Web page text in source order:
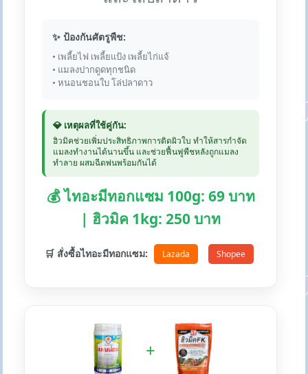
✨ ป้องกันศัตรูพืช:
• เพลี้ยไฟ เพลี้ยแป้ง เพลี้ยไก่แจ้
• แมลงปากดูดทุกชนิด
• หนอนชอนใบ โล่ปลาดาว
💎 เหตุผลที่ใช้คู่กัน:
ฮิวมิคช่วยเพิ่มประสิทธิภาพการติดผิวใบ ทำให้สารกำจัด
แมลงทำงานได้นานขึ้น และช่วยฟื้นฟูพืชหลังถูกแมลง
ทำลาย ผสมฉีดพ่นพร้อมกันได้
💰 ไทอะมีทอกแซม 100g: 69 บาท
| ฮิวมิค 1kg: 250 บาท
🛒 สั่งซื้อไทอะมีทอกแซม: Lazada Shopee
+